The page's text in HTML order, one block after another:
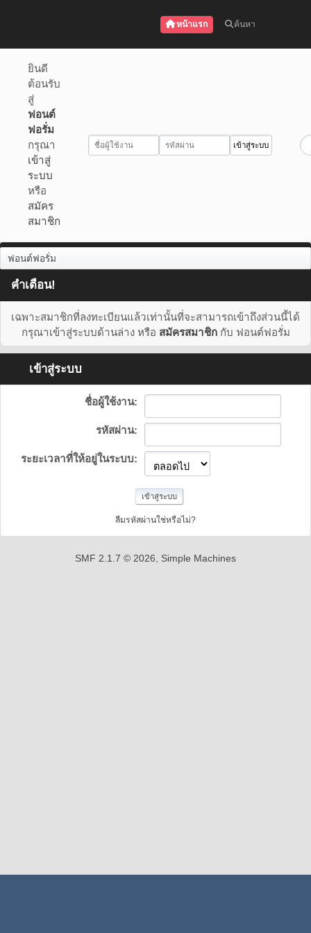
หน้าแรก ค้นหา
ยินดี
ต้อนรับ
สู่
ฟอนต์
ฟอรั่ม
กรุณา
เข้าสู่
ระบบ
หรือ
สมัคร
สมาชิก
ฟอนต์ฟอรั่ม
คำเตือน!
เฉพาะสมาชิกที่ลงทะเบียนแล้วเท่านั้นที่จะสามารถเข้าถึงส่วนนี้ได้
กรุณาเข้าสู่ระบบด้านล่าง หรือ สมัครสมาชิกกับ ฟอนต์ฟอรั่ม
เข้าสู่ระบบ
ชื่อผู้ใช้งาน:
รหัสผ่าน:
ระยะเวลาที่ให้อยู่ในระบบ:
ลืมรหัสผ่านใช่หรือไม่?
SMF 2.1.7 © 2026, Simple Machines